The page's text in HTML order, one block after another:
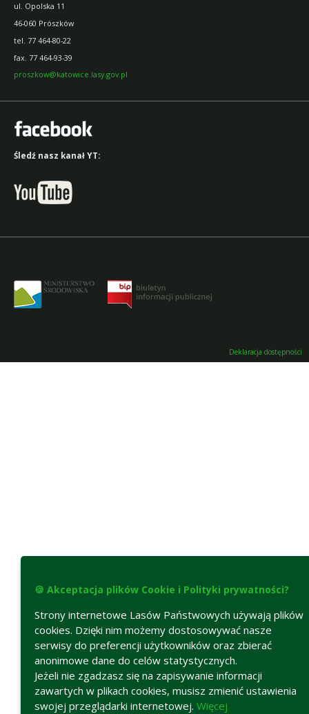
ul. Opolska 11
46-060 Prószków
tel. 77 464-80-22
fax. 77 464-93-39
proszkow@katowice.lasy.gov.pl
Śledź nasz kanał YT:
Deklaracja dostępności
🍪 Akceptacja plików Cookie i Polityki prywatności?
Strony internetowe Lasów Państwowych używają plików
cookies. Dzięki nim możemy dostosowywać nasze
serwisy do preferencji użytkowników oraz zbierać
anonimowe dane do celów statystycznych.
Jeżeli nie zgadzasz się na zapisywanie informacji
zawartych w plikach cookies, musisz zmienić ustawienia
swojej przeglądarki internetowej. Więcej